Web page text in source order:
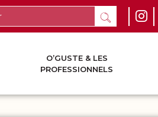
O’GUSTE & LES
PROFESSIONNELS